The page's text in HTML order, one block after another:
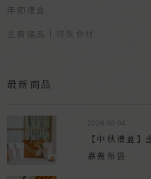
年節禮盒
主廚選品｜特殊食材
最新商品
2026.08.04
【中秋禮盒】
嘉義布袋